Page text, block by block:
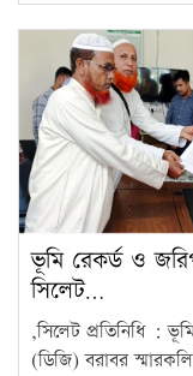
ভূমি রেকর্ড ও
সিলেট…
,সিলেট প্রতিনিধি :
(ডিজি) বরাবর